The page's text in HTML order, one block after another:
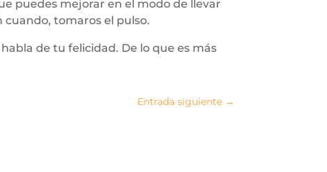
puedes mejorar en el modo de llevar
tomaros el pulso.
de tu felicidad. De lo que es más
Entrada siguiente→